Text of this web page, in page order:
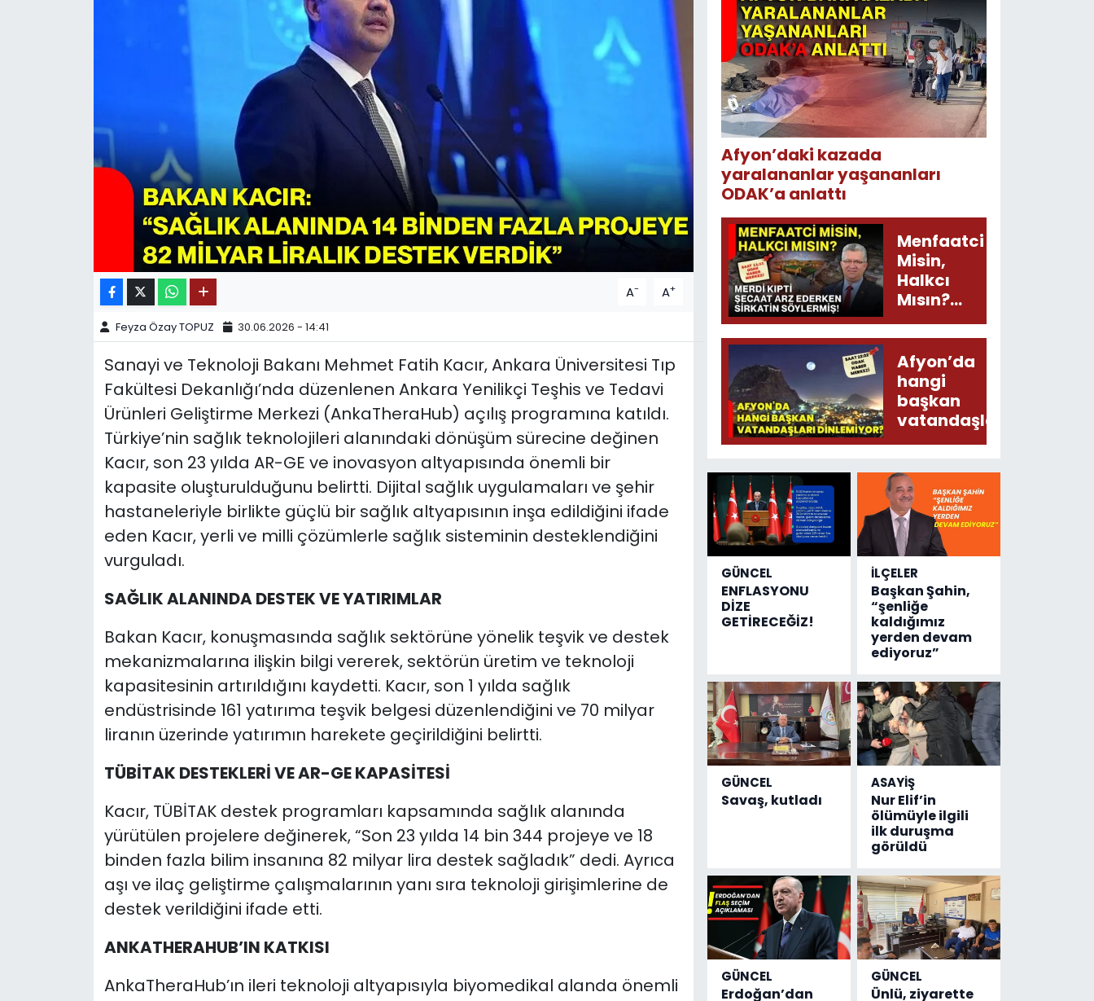
A- A+
Feyza Özay TOPUZ 30.06.2026 - 14:41
Sanayi ve Teknoloji Bakanı Mehmet Fatih Kacır, Ankara Üniversitesi Tıp
Fakültesi Dekanlığı’nda düzenlenen Ankara Yenilikçi Teşhis ve Tedavi
Ürünleri Geliştirme Merkezi (AnkaTheraHub) açılış programına katıldı.
Türkiye’nin sağlık teknolojileri alanındaki dönüşüm sürecine değinen
Kacır, son 23 yılda AR-GE ve inovasyon altyapısında önemli bir
kapasite oluşturulduğunu belirtti. Dijital sağlık uygulamaları ve şehir
hastaneleriyle birlikte güçlü bir sağlık altyapısının inşa edildiğini ifade
eden Kacır, yerli ve milli çözümlerle sağlık sisteminin desteklendiğini
vurguladı.
SAĞLIK ALANINDA DESTEK VE YATIRIMLAR
Bakan Kacır, konuşmasında sağlık sektörüne yönelik teşvik ve destek
mekanizmalarına ilişkin bilgi vererek, sektörün üretim ve teknoloji
kapasitesinin artırıldığını kaydetti. Kacır, son 1 yılda sağlık
endüstrisinde 161 yatırıma teşvik belgesi düzenlendiğini ve 70 milyar
liranın üzerinde yatırımın harekete geçirildiğini belirtti.
TÜBİTAK DESTEKLERİ VE AR-GE KAPASİTESİ
Kacır, TÜBİTAK destek programları kapsamında sağlık alanında
yürütülen projelere değinerek, “Son 23 yılda 14 bin 344 projeye ve 18
binden fazla bilim insanına 82 milyar lira destek sağladık” dedi. Ayrıca
aşı ve ilaç geliştirme çalışmalarının yanı sıra teknoloji girişimlerine de
destek verildiğini ifade etti.
ANKATHERAHUB’IN KATKISI
AnkaTheraHub’ın ileri teknoloji altyapısıyla biyomedikal alanda önemli
Afyon’daki kazada
yaralananlar yaşananları
ODAK’a anlattı
Menfaatci
Misin,
Halkcı
Mısın?
Merdi
Kıpti
Şecaat
Arz
Ederken
Sirkatin
Söylermiş!
Afyon’da
hangi
başkan
vatandaşları
dinlemiyor?
GÜNCEL
ENFLASYONU
DİZE
GETİRECEĞİZ!
İLÇELER
Başkan Şahin,
“şenliğe
kaldığımız
yerden devam
ediyoruz”
GÜNCEL
Savaş, kutladı
ASAYİŞ
Nur Elif’in
ölümüyle ilgili
ilk duruşma
görüldü
GÜNCEL
Erdoğan’dan
GÜNCEL
Ünlü, ziyarette